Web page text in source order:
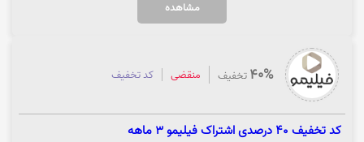
مشاهده
40% تخفیف منقضی کد تخفیف
کد تخفیف 40 درصدی اشتراک فیلیمو 3 ماهه